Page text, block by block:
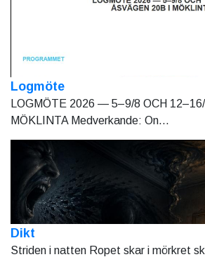
Logmöte
LOGMÖTE 2026 — 5–9/8 OCH
MÖKLINTA Medverkande: On...
Dikt
Striden i natten Ropet skar i mörkret